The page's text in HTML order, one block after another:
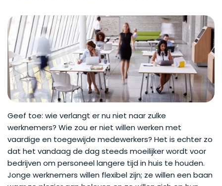
Geef toe: wie verlangt er nu niet naar zulke
werknemers? Wie zou er niet willen werken met
vaardige en toegewijde medewerkers? Het is echter zo
dat het vandaag de dag steeds moeilijker wordt voor
bedrijven om personeel langere tijd in huis te houden.
Jonge werknemers willen flexibel zijn; ze willen een baan